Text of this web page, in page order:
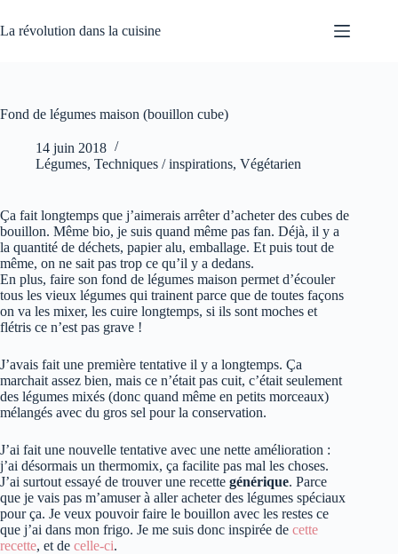
au
contenu
La révolution dans la cuisine
Fond de légumes maison (bouillon cube)
14 juin 2018
Légumes, Techniques / inspirations, Végétarien
Ça fait longtemps que j’aimerais arrêter d’acheter des cubes de
bouillon. Même bio, je suis quand même pas fan. Déjà, il y a
la quantité de déchets, papier alu, emballage. Et puis tout de
même, on ne sait pas trop ce qu’il y a dedans.
En plus, faire son fond de légumes maison permet d’écouler
tous les vieux légumes qui trainent parce que de toutes façons
on va les mixer, les cuire longtemps, si ils sont moches et
flétris ce n’est pas grave !
J’avais fait une première tentative il y a longtemps. Ça
marchait assez bien, mais ce n’était pas cuit, c’était seulement
des légumes mixés (donc quand même en petits morceaux)
mélangés avec du gros sel pour la conservation.
J’ai fait une nouvelle tentative avec une nette amélioration :
j’ai désormais un thermomix, ça facilite pas mal les choses.
J’ai surtout essayé de trouver une recette générique. Parce
que je vais pas m’amuser à aller acheter des légumes spéciaux
pour ça. Je veux pouvoir faire le bouillon avec les restes ce
que j’ai dans mon frigo. Je me suis donc inspirée de cette
recette, et de celle-ci.